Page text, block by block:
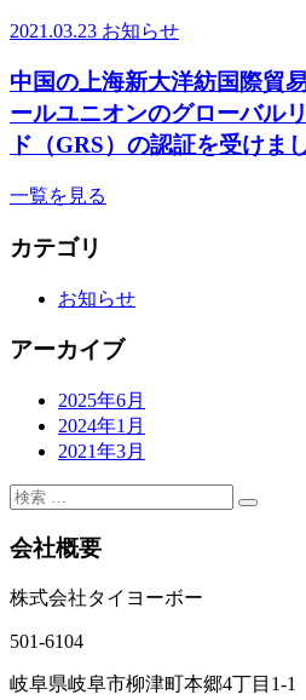
2021.03.23 お知らせ
中国の上海新大洋紡国際貿
ールユニオンのグローバル
ド（GRS）の認証を受けま
一覧を見る
カテゴリ
お知らせ
アーカイブ
2025年6月
2024年1月
2021年3月
会社概要
株式会社タイヨーボー
501-6104
岐阜県岐阜市柳津町本郷4丁目1-1